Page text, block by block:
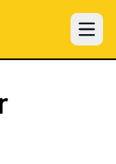
Open